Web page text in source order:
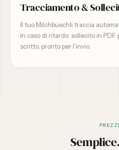
Tracciamento &
Il tuo Milchbüechli traccia
In caso di ritardo: sollecito in
scritto, pronto per l'invio.